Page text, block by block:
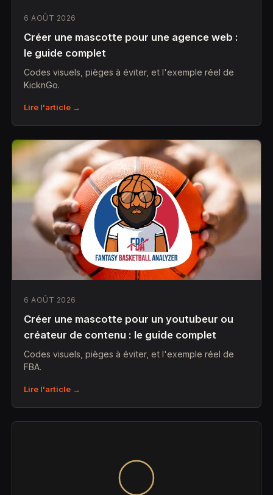
6 AOÛT 2026
Créer une mascotte pour une agence web :
le guide complet
Codes visuels, pièges à éviter, et l'exemple réel de
KicknGo.
Lire l'article →
6 AOÛT 2026
Créer une mascotte pour un youtubeur ou
créateur de contenu : le guide complet
Codes visuels, pièges à éviter, et l'exemple réel de
FBA.
Lire l'article →